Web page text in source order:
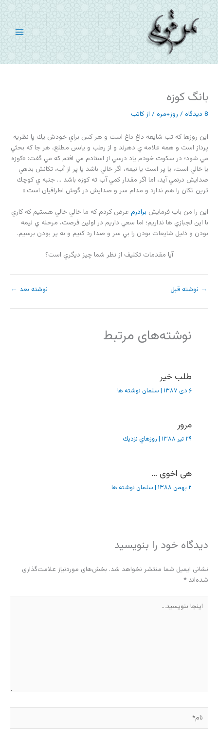
پرش
به
محتوا
بانگ کوزه
8 دیدگاه / روز+مره / از کاتب
اين روزها كه تب شايعه داغ داغ است و هر كس براي خودش يك پا نظريه
پرداز است و همه علامه ي دهرند و از رطب و يابس مطلع، هر جا كه بحثي
مي شود؛ در سكوت خودم ياد درسي از استادم مي افتم كه مي گفت: «كوزه
يا خالي است، يا پر است يا نيمه، اگر خالي باشد يا پر از آب، تكانش بدهي
صدايش درنمي آيد، اما اگر مقدار كمي آب ته كوزه باشد … جنبه ي كوچك
ترين تكان را هم ندارد و مدام سر و صدايش در گوش اطرافيان است.»
اين را من باب فرمايش برادرم عرض كردم كه ما خالي خالي هستيم كه كاري
با اين لجبازي ها نداريم؛ اما سعي داريم در اولين فرصت، مرحله ي نيمه
بودن و ذليل شايعات بودن را بي سر و صدا رد كنيم و به پر بودن برسيم.
آيا مقدمات تكليف از نظر شما چيز ديگري است؟
→ نوشته قبل نوشته بعد ←
نوشته‌های مرتبط
طلب خیر
۶ دی ۱۳۸۷ | سلمان نوشته ها
مرور
۲۹ تیر ۱۳۸۸ | روزهاي نزديك
هی اخوی …
۲ بهمن ۱۳۸۸ | سلمان نوشته ها
دیدگاه‌ خود را بنویسید
نشانی ایمیل شما منتشر نخواهد شد. بخش‌های موردنیاز علامت‌گذاری
شده‌اند *
بنویسید…